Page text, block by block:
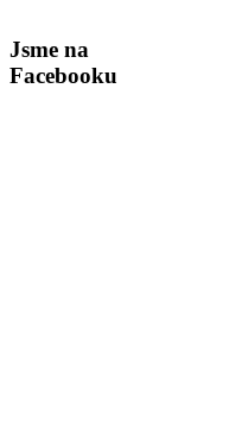
Jsme na
Facebooku